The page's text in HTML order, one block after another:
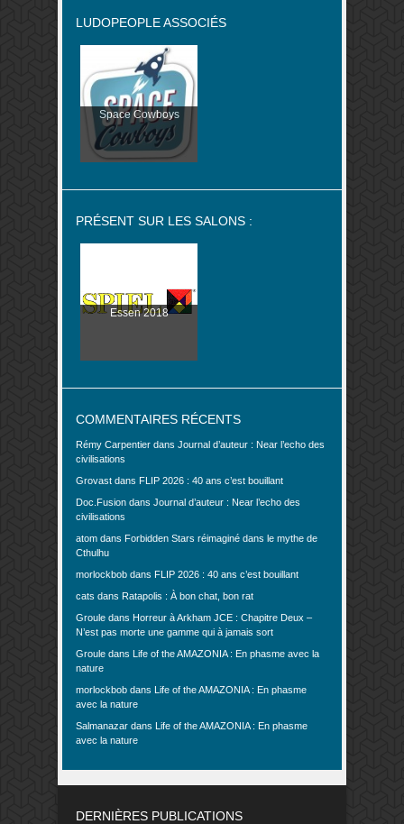
LUDOPEOPLE ASSOCIÉS
Space Cowboys
PRÉSENT SUR LES SALONS :
Essen 2018
COMMENTAIRES RÉCENTS
Rémy Carpentier dans Journal d’auteur : Near l’echo des
civilisations
Grovast dans FLIP 2026 : 40 ans c’est bouillant
Doc.Fusion dans Journal d’auteur : Near l’echo des
civilisations
atom dans Forbidden Stars réimaginé dans le mythe de
Cthulhu
morlockbob dans FLIP 2026 : 40 ans c’est bouillant
cats dans Ratapolis : À bon chat, bon rat
Groule dans Horreur à Arkham JCE : Chapitre Deux –
N’est pas morte une gamme qui à jamais sort
Groule dans Life of the AMAZONIA : En phasme avec la
nature
morlockbob dans Life of the AMAZONIA : En phasme
avec la nature
Salmanazar dans Life of the AMAZONIA : En phasme
avec la nature
DERNIÈRES PUBLICATIONS